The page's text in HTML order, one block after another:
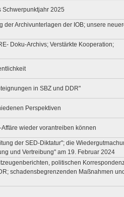
Schwerpunktjahr 2025
Archivunterlagen der IOB; unsere
Doku-Archivs; Verstärkte Kooperation;
in SBZ und DDR"
Perspektiven
wieder vorantreiben können
der SED-Diktatur"; die
und Vertreibung" am 19. Februar 2024
politischen
schadensbegrenzenden Maßnahmen und